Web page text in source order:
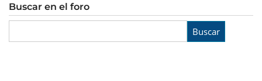
Buscar en el foro
Buscar